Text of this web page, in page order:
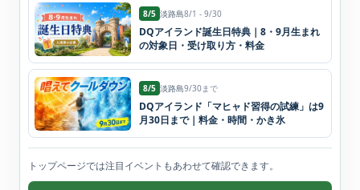
8/5 淡路島8/1 - 9/30
DQアイランド誕生日特典｜8・9月生まれ
の対象日・受け取り方・料金
8/5 淡路島9/30まで
DQアイランド「マヒャド習得の試練」は9
月30日まで｜料金・時間・かき氷
トップページでは注目イベントもあわせて確認できます。